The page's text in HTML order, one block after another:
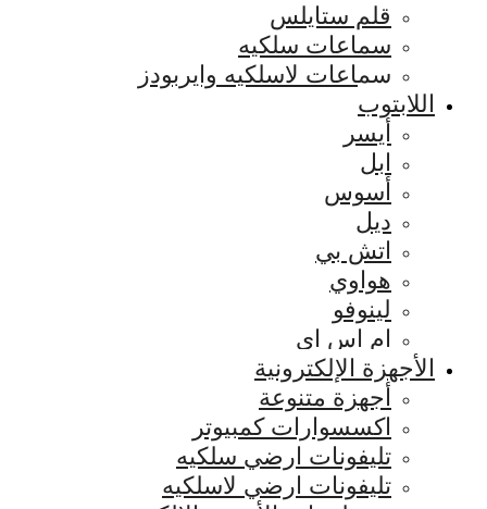
قلم ستايلس
سماعات سلكيه
سماعات لاسلكيه وايربودز
اللابتوب
أيسر
ابل
أسوس
ديل
اتش بي
هواوي
لينوفو
ام اس اي
الأجهزة الإلكترونية
أجهزة متنوعة
اكسسوارات كمبيوتر
تليفونات ارضي سلكيه
تليفونات ارضي لاسلكيه